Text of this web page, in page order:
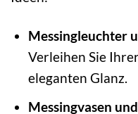
Messingleuchter
Verleihen Sie
eleganten Glanz.
Messingvasen